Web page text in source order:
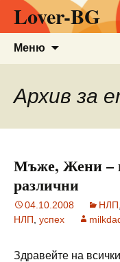
Lover-BG
Меню
Архив за
Мъже, Жени –
различни
04.10.2008 НЛП
НЛП успех
Здравейте на